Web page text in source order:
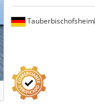
Tauberbischofsheim